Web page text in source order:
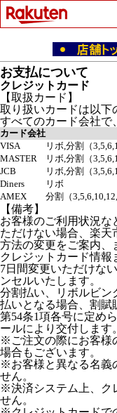
お支払について
クレジットカード
【取扱カード】
取り扱いカードは以下
すべてのカード会社で
カード会社
VISA
リボ,分割（
MASTER
リボ,分割（
JCB
リボ,分割（
Diners
リボ
AMEX
分割（
【備考】
お客様のご利用状況な
ただけない場合、楽天
方法の変更をご案内、
クレジットカード情報
7日間変更いただけな
ンセルいたします。
分割払い、リボルビン
払いとなる場合、割賦
第54条1項各号に定め
ールにより交付します。
※ご注文の際にお客様
場合もございます。
※お客様と異なる名義
せん。
※決済システム上、ク
せん。